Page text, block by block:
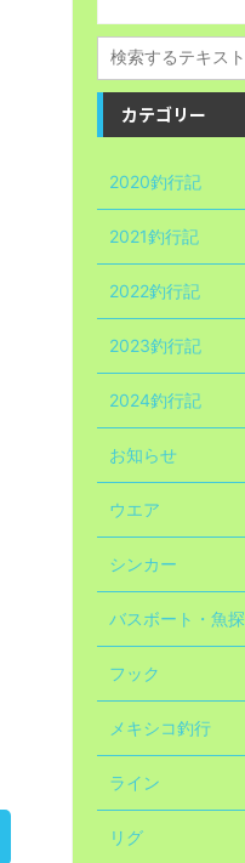
カテゴリー
2020釣行記
2021釣行記
2022釣行記
2023釣行記
2024釣行記
お知らせ
ウエア
シンカー
バスボート・魚探
フック
メキシコ釣行
ライン
リグ